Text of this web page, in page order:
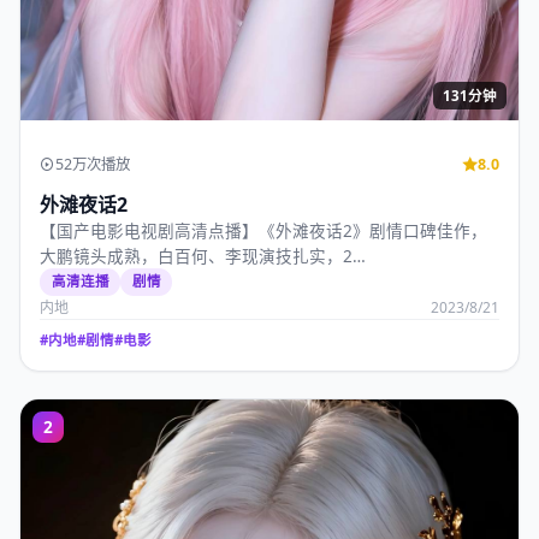
131分钟
52万次播放 8.0
外滩夜话2
【国产电影电视剧高清点播】《外滩夜话2》剧情口碑佳作，
大鹏镜头成熟，白百何、李现演技扎实，2…
高清连播 剧情
内地 2023/8/21
#内地#剧情#电影
2